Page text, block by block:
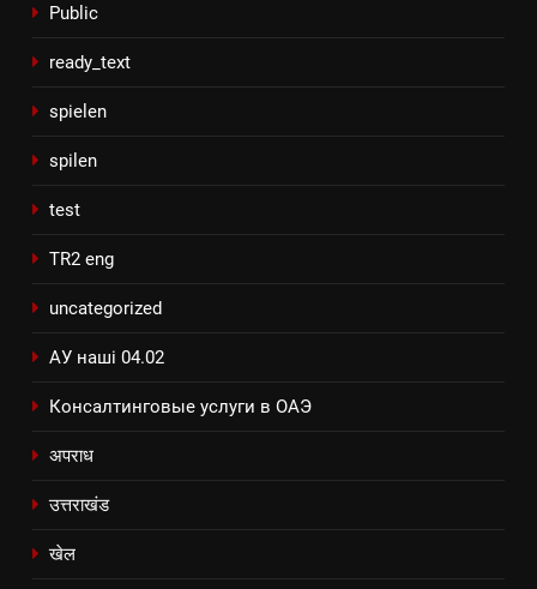
Public
ready_text
spielen
spilen
test
TR2 eng
uncategorized
АУ наші 04.02
Консалтинговые услуги в ОАЭ
अपराध
उत्तराखंड
खेल